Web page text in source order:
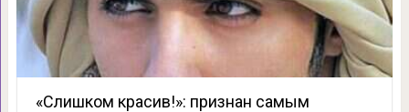
«Слишком красив!»: признан самым